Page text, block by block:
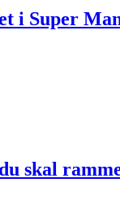
i Super
skal